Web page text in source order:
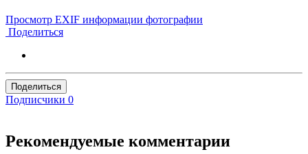
Просмотр EXIF информации фотографии
Поделиться
Поделиться
Подписчики 0
Рекомендуемые комментарии